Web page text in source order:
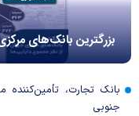
بزرگترین بانک‌های
جنوبی